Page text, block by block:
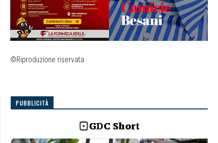
©Riproduzione riservata
PUBBLICITÀ
GDC Short